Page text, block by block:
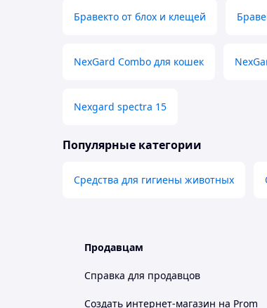
Бравекто от блох и клещей
NexGard Combo для кошек
Nexgard spectra 15
Популярные категории
Средства для гигиены животных
Продавцам
Справка для продавцов
Создать интернет-магазин на Prom